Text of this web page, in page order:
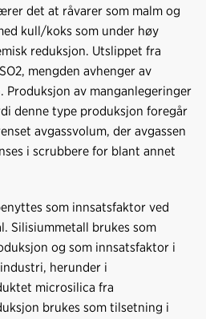
det at råvarer som malm og
kull/koks som under høy
reduksjon. Utslippet fra
mengden avhenger av
Produksjon av manganlegeringer
denne type produksjon foregår
avgassvolum, der avgassen
i scrubbere for blant annet
som innsatsfaktor ved
Silisiummetall brukes som
og som innsatsfaktor i
herunder i
microsilica fra
brukes som tilsetning i